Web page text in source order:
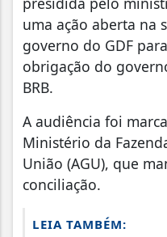
uma ação aberta na
governo do GDF
obrigação do
BRB.
A audiência foi
Ministério da
União (AGU), que
conciliação.
LEIA TAMBÉM: